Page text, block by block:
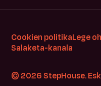
Cookien politikaLege
Salaketa-kanala
© 2026 StepHouse.